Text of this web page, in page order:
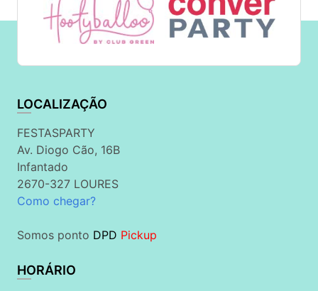
LOCALIZAÇÃO
FESTASPARTY
Av. Diogo Cão, 16B
Infantado
2670-327 LOURES
Como chegar?
Somos ponto DPD Pickup
HORÁRIO